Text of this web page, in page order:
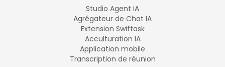
Studio Agent IA
Agrégateur de Chat IA
Extension Swiftask
Acculturation IA
Application mobile
Transcription de réunion